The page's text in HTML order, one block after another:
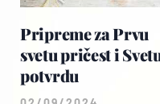
Pripreme za Prvu
svetu pričest i
potvrdu